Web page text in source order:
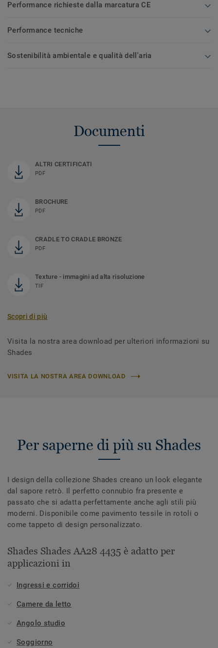
Performance richieste dalla marcatura CE
Performance tecniche
Sostenibilità ambientale e qualità dell'aria
Documenti
ALTRI CERTIFICATI
PDF
BROCHURE
PDF
CRADLE TO CRADLE BRONZE
PDF
Texture - immagini ad alta risoluzione
TIF
Scopri di più
Visita la nostra area download per ulteriori informazioni su
Shades
VISITA LA NOSTRA AREA DOWNLOAD
Per saperne di più su Shades
I design della collezione Shades creano un look elegante
dal sapore retrò. Il perfetto connubio fra presente e
passato che si adatta perfettamente anche agli stili più
moderni. Disponibile come pavimento tessile in rotoli o
come tappeto di design personalizzato.
Shades Shades AA28 4435 è adatto per
applicazioni in
Ingressi e corridoi
Camere da letto
Angolo studio
Soggiorno